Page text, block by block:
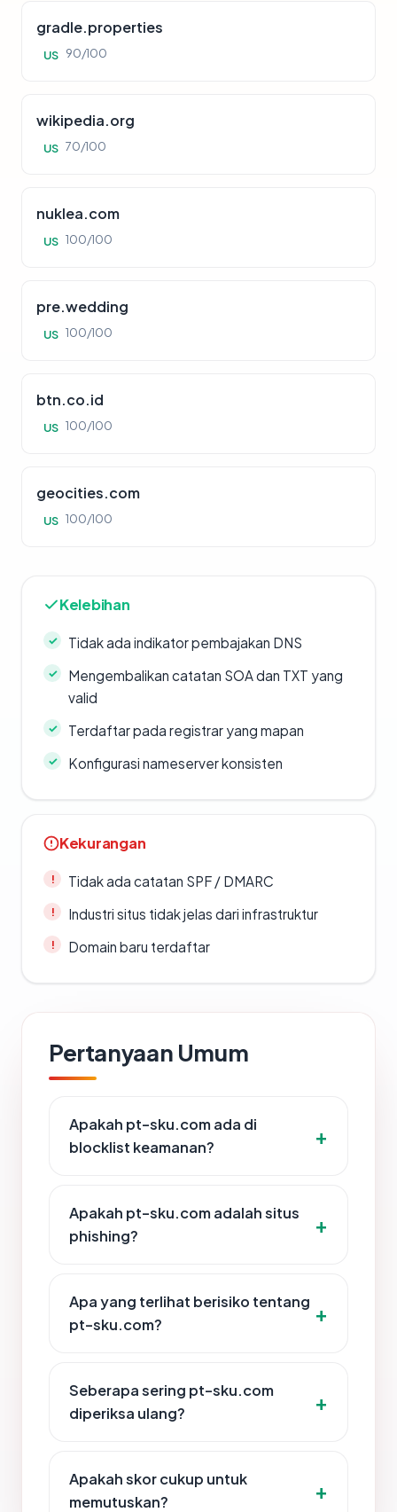
gradle.properties
US 90/100
wikipedia.org
US 70/100
nuklea.com
US 100/100
pre.wedding
US 100/100
btn.co.id
US 100/100
geocities.com
US 100/100
Kelebihan
Tidak ada indikator pembajakan DNS
Mengembalikan catatan SOA dan TXT yang
valid
Terdaftar pada registrar yang mapan
Konfigurasi nameserver konsisten
Kekurangan
Tidak ada catatan SPF / DMARC
Industri situs tidak jelas dari infrastruktur
Domain baru terdaftar
Pertanyaan Umum
Apakah pt-sku.com ada di
blocklist keamanan?
Apakah pt-sku.com adalah situs
phishing?
Apa yang terlihat berisiko tentang
pt-sku.com?
Seberapa sering pt-sku.com
diperiksa ulang?
Apakah skor cukup untuk
memutuskan?